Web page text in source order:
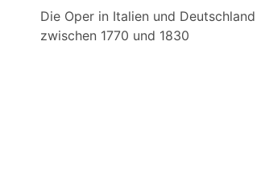
Die Oper in Italien und Deutschland
zwischen 1770 und 1830